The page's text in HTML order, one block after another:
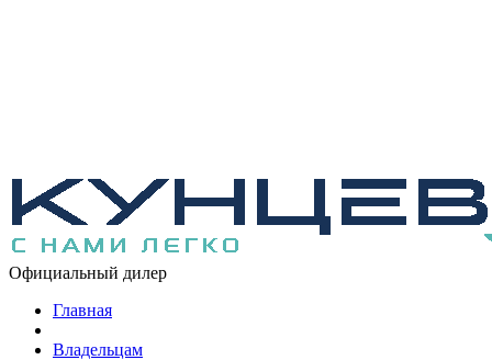
Официальный дилер
Главная
Владельцам